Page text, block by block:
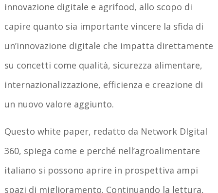
innovazione digitale e agrifood, allo scopo di
capire quanto sia importante vincere la sfida di
un’innovazione digitale che impatta direttamente
su concetti come qualità, sicurezza alimentare,
internazionalizzazione, efficienza e creazione di
un nuovo valore aggiunto.
Questo white paper, redatto da Network DIgital
360, spiega come e perché nell’agroalimentare
italiano si possono aprire in prospettiva ampi
spazi di miglioramento. Continuando la lettura,